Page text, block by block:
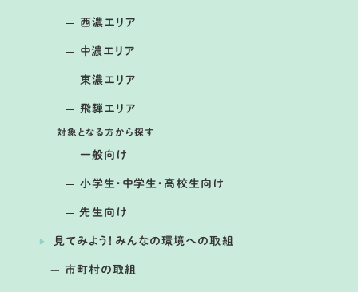
西濃エリア
中濃エリア
東濃エリア
飛騨エリア
対象となる方から探す
一般向け
小学生・中学生・高校生向け
先生向け
見てみよう！みんなの環境への取組
市町村の取組